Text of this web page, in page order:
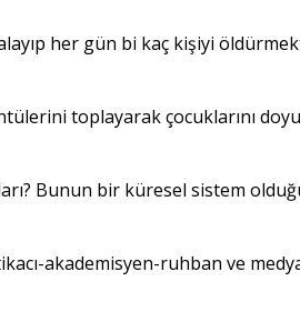
her gün bi kaç kişiyi
toplayarak çocuklarını
Bunun bir küresel sistem
akademisyen-ruhban ve